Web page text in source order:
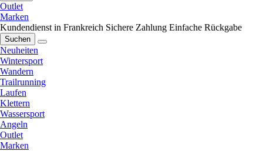
Outlet
Marken
Kundendienst in Frankreich Sichere Zahlung Einfache Rückgabe
Suchen
Neuheiten
Wintersport
Wandern
Trailrunning
Laufen
Klettern
Wassersport
Angeln
Outlet
Marken